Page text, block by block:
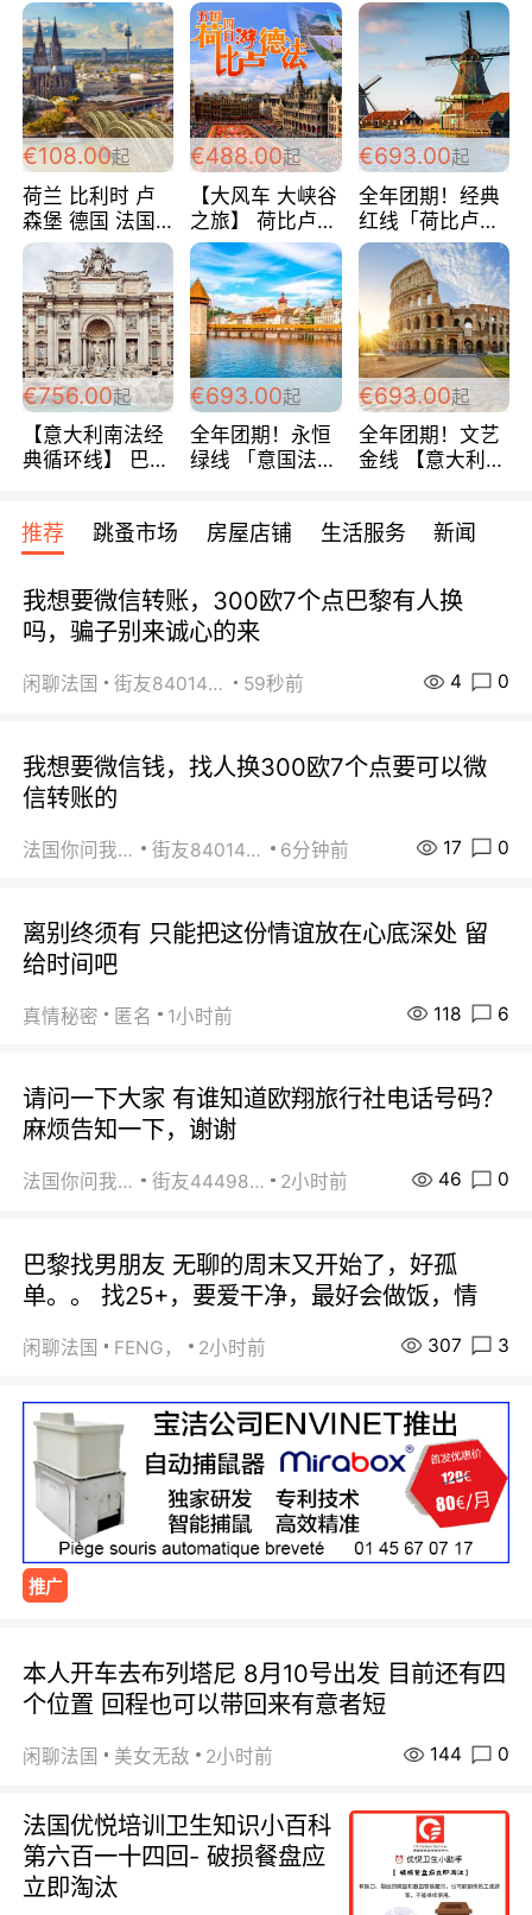
€108.00起
荷兰 比利时 卢
森堡 德国 法国
超爽玩遍西欧 循
环线 全程四星宾
馆 108欧/人/天
€488.00起
【大风车 大峡谷
之旅】 荷比卢德
法 巴黎上下 经
典五国四日游
488欧/人
€693.00起
全年团期！经典
红线「荷比卢德
法」七天循环 五
国 仅售99欧/人/
天！巴黎上下！
包拼房~
€756.00起
【意大利南法经
典循环线】 巴黎
宾馆 108欧/天起
全程756欧/位
€693.00起
全年团期！永恒
绿线 「意国法
欧/天起 ~包拼房
€693.00起
全年团期！文艺
金线 【意大利一
每周铁发！
推荐 跳蚤市场 房屋店铺 生活服务 新闻
我想要微信转账，300欧7个点巴黎有人换
吗，骗子别来诚心的来
闲聊法国 街友84014588 59秒前 4 0
我想要微信钱，找人换300欧7个点要可以微
信转账的
法国你问我答 街友84014588 6分钟前 17 0
离别终须有 只能把这份情谊放在心底深处 留
给时间吧
真情秘密 匿名 1小时前 118 6
请问一下大家 有谁知道欧翔旅行社电话号码？
麻烦告知一下，谢谢
法国你问我答 街友44498484 2小时前 46 0
巴黎找男朋友 无聊的周末又开始了，好孤
单。。 找25+，要爱干净，最好会做饭，情
闲聊法国 FENG， 2小时前 307 3
推广
本人开车去布列塔尼 8月10号出发 目前还有四
个位置 回程也可以带回来有意者短
闲聊法国 美女无敌 2小时前 144 0
法国优悦培训卫生知识小百科
第六百一十四回- 破损餐盘应
立即淘汰